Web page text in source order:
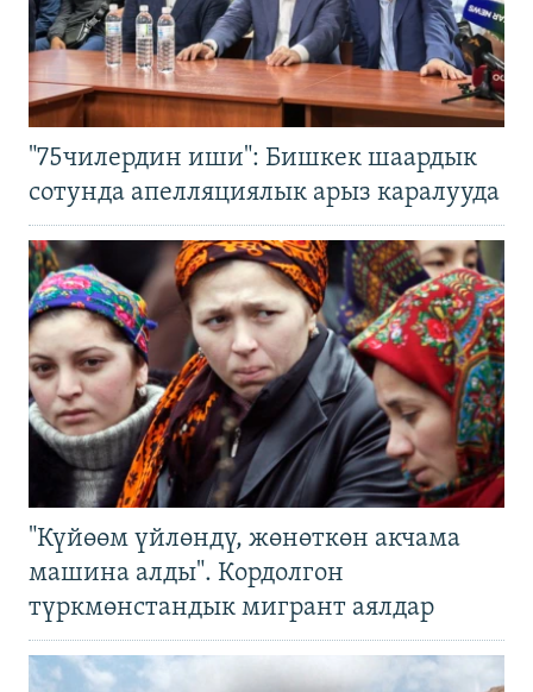
"75чилердин иши": Бишкек шаардык
сотунда апелляциялык арыз каралууда
"Күйөөм үйлөндү, жөнөткөн акчама
машина алды". Кордолгон
түркмөнстандык мигрант аялдар